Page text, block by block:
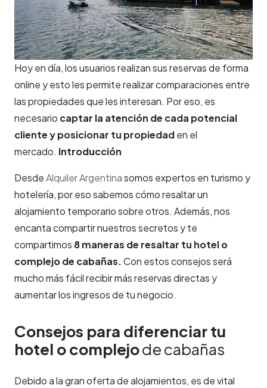
Hoy en día, los usuarios realizan sus reservas de forma
online y esto les permite realizar comparaciones entre
las propiedades que les interesan. Por eso, es
necesario captar la atención de cada potencial
cliente y posicionar tu propiedaden el
mercado. Introducción
DesdeAlquiler Argentinasomos expertos en turismo y
hotelería, por eso sabemos cómo resaltar un
alojamiento temporario sobre otros. Además, nos
encanta compartir nuestros secretos y te
compartimos 8 maneras de resaltar tu hotel o
complejo de cabañas.Con estos consejos será
mucho más fácil recibir más reservas directas y
aumentar los ingresos de tu negocio.
Consejos para diferenciar tu
hotel o complejode cabañas
Debido a la gran oferta de alojamientos, es de vital